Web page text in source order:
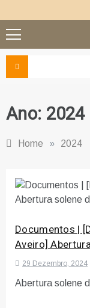
Ciência e
Ano: 2024
Home » 2024
Documentos |
Aveiro]
29 Dezembro, 2024
Abertura solene